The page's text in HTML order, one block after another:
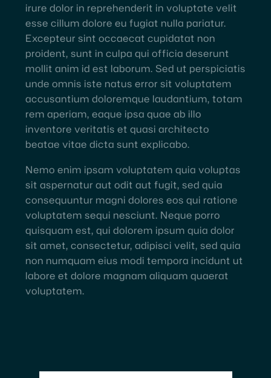
irure dolor in reprehenderit in voluptate velit
esse cillum dolore eu fugiat nulla pariatur.
Excepteur sint occaecat cupidatat non
proident, sunt in culpa qui officia deserunt
mollit anim id est laborum. Sed ut perspiciatis
unde omnis iste natus error sit voluptatem
accusantium doloremque laudantium, totam
rem aperiam, eaque ipsa quae ab illo
inventore veritatis et quasi architecto
beatae vitae dicta sunt explicabo.
Nemo enim ipsam voluptatem quia voluptas
sit aspernatur aut odit aut fugit, sed quia
consequuntur magni dolores eos qui ratione
voluptatem sequi nesciunt. Neque porro
quisquam est, qui dolorem ipsum quia dolor
sit amet, consectetur, adipisci velit, sed quia
non numquam eius modi tempora incidunt ut
labore et dolore magnam aliquam quaerat
voluptatem.